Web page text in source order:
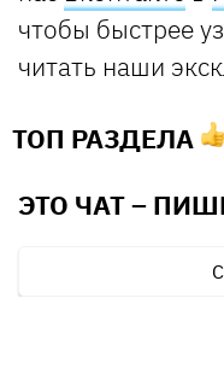
чтобы быстрее
читать наши
ТОП РАЗДЕЛА
ЭТО ЧАТ –